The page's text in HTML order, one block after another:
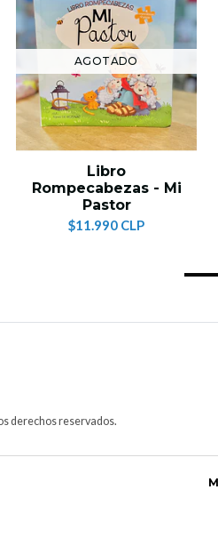
AGOTADO
Libro
Rompecabezas - Mi
Pastor
$11.990 CLP
derechos reservados.